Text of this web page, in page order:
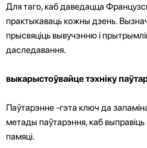
Для таго, каб даведацца
практыкаваць кожны дзень.
прысвяціць вывучэнню і
даследавання.
выкарыстоўвайце тэхніку
Паўтарэнне -гэта ключ да
метады паўтарэння, каб
памяці.